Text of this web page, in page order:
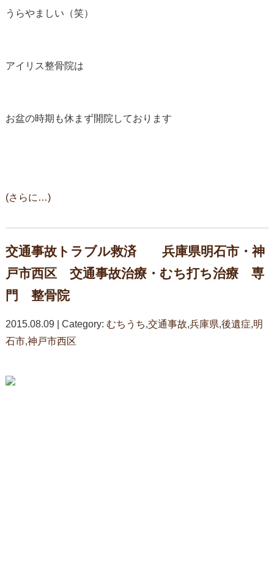
うらやましい（笑）
アイリス整骨院は
お盆の時期も休まず開院しております
(さらに…)
交通事故トラブル救済 兵庫県明石市・神
戸市西区 交通事故治療・むち打ち治療 専
門 整骨院
2015.08.09 | Category: むちうち,交通事故,兵庫県,後遺症,明
石市,神戸市西区